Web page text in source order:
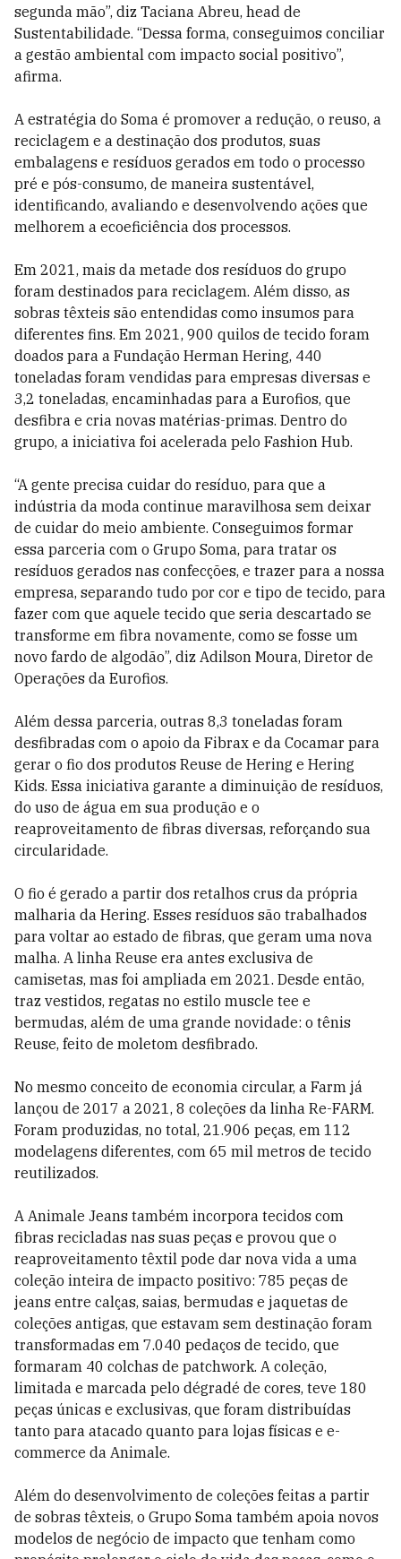
segunda mão”, diz Taciana Abreu, head de
Sustentabilidade. “Dessa forma, conseguimos conciliar
a gestão ambiental com impacto social positivo”,
afirma.
A estratégia do Soma é promover a redução, o reuso, a
reciclagem e a destinação dos produtos, suas
embalagens e resíduos gerados em todo o processo
pré e pós-consumo, de maneira sustentável,
identificando, avaliando e desenvolvendo ações que
melhorem a ecoeficiência dos processos.
Em 2021, mais da metade dos resíduos do grupo
foram destinados para reciclagem. Além disso, as
sobras têxteis são entendidas como insumos para
diferentes fins. Em 2021, 900 quilos de tecido foram
doados para a Fundação Herman Hering, 440
toneladas foram vendidas para empresas diversas e
3,2 toneladas, encaminhadas para a Eurofios, que
desfibra e cria novas matérias-primas. Dentro do
grupo, a iniciativa foi acelerada pelo Fashion Hub.
“A gente precisa cuidar do resíduo, para que a
indústria da moda continue maravilhosa sem deixar
de cuidar do meio ambiente. Conseguimos formar
essa parceria com o Grupo Soma, para tratar os
resíduos gerados nas confecções, e trazer para a nossa
empresa, separando tudo por cor e tipo de tecido, para
fazer com que aquele tecido que seria descartado se
transforme em fibra novamente, como se fosse um
novo fardo de algodão”, diz Adilson Moura, Diretor de
Operações da Eurofios.
Além dessa parceria, outras 8,3 toneladas foram
desfibradas com o apoio da Fibrax e da Cocamar para
gerar o fio dos produtos Reuse de Hering e Hering
Kids. Essa iniciativa garante a diminuição de resíduos,
do uso de água em sua produção e o
reaproveitamento de fibras diversas, reforçando sua
circularidade.
O fio é gerado a partir dos retalhos crus da própria
malharia da Hering. Esses resíduos são trabalhados
para voltar ao estado de fibras, que geram uma nova
malha. A linha Reuse era antes exclusiva de
camisetas, mas foi ampliada em 2021. Desde então,
traz vestidos, regatas no estilo muscle tee e
bermudas, além de uma grande novidade: o tênis
Reuse, feito de moletom desfibrado.
No mesmo conceito de economia circular, a Farm já
lançou de 2017 a 2021, 8 coleções da linha Re-FARM.
Foram produzidas, no total, 21.906 peças, em 112
modelagens diferentes, com 65 mil metros de tecido
reutilizados.
A Animale Jeans também incorpora tecidos com
fibras recicladas nas suas peças e provou que o
reaproveitamento têxtil pode dar nova vida a uma
coleção inteira de impacto positivo: 785 peças de
jeans entre calças, saias, bermudas e jaquetas de
coleções antigas, que estavam sem destinação foram
transformadas em 7.040 pedaços de tecido, que
formaram 40 colchas de patchwork. A coleção,
limitada e marcada pelo dégradé de cores, teve 180
peças únicas e exclusivas, que foram distribuídas
tanto para atacado quanto para lojas físicas e e-
commerce da Animale.
Além do desenvolvimento de coleções feitas a partir
de sobras têxteis, o Grupo Soma também apoia novos
modelos de negócio de impacto que tenham como